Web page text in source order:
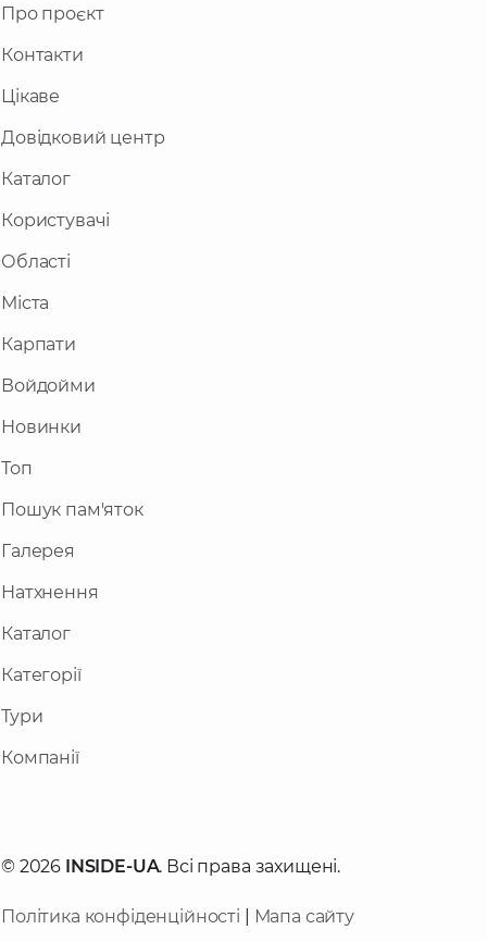
Про проєкт
Контакти
Цікаве
Довідковий центр
Каталог
Користувачі
Області
Міста
Карпати
Войдойми
Новинки
Топ
Пошук пам'яток
Галерея
Натхнення
Каталог
Категорії
Тури
Компанії
© 2026 INSIDE-UA. Всі права захищені.
Політика конфіденційності Мапа сайту